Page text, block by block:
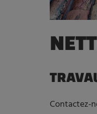
Contactez-